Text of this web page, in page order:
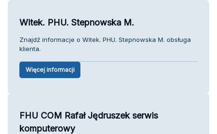
Witek. PHU. Stepnowska M.
Znajdź informacje o Witek. PHU. Stepnowska M. obsługa
klienta.
Więcej informacji
FHU COM Rafał Jędruszek serwis
komputerowy